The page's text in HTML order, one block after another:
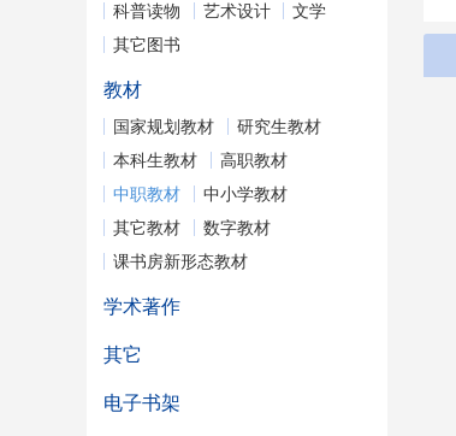
科普读物
艺术设计
文学
其它图书
教材
国家规划教材
研究生教材
本科生教材
高职教材
中职教材
中小学教材
其它教材
数字教材
课书房新形态教材
学术著作
其它
电子书架